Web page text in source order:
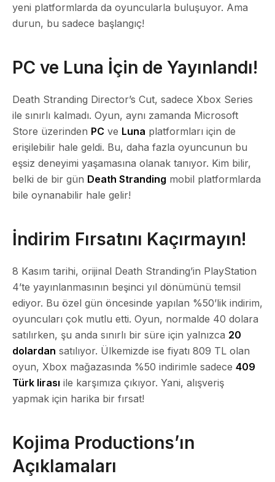
yeni platformlarda da oyuncularla buluşuyor. Ama
durun, bu sadece başlangıç!
PC ve Luna İçin de Yayınlandı!
Death Stranding Director’s Cut, sadece Xbox Series
ile sınırlı kalmadı. Oyun, aynı zamanda Microsoft
Store üzerinden PC ve Luna platformları için de
erişilebilir hale geldi. Bu, daha fazla oyuncunun bu
eşsiz deneyimi yaşamasına olanak tanıyor. Kim bilir,
belki de bir gün Death Stranding mobil platformlarda
bile oynanabilir hale gelir!
İndirim Fırsatını Kaçırmayın!
8 Kasım tarihi, orijinal Death Stranding’in PlayStation
4’te yayınlanmasının beşinci yıl dönümünü temsil
ediyor. Bu özel gün öncesinde yapılan %50’lik indirim,
oyuncuları çok mutlu etti. Oyun, normalde 40 dolara
satılırken, şu anda sınırlı bir süre için yalnızca 20
dolardan satılıyor. Ülkemizde ise fiyatı 809 TL olan
oyun, Xbox mağazasında %50 indirimle sadece 409
Türk lirası ile karşımıza çıkıyor. Yani, alışveriş
yapmak için harika bir fırsat!
Kojima Productions’ın
Açıklamaları